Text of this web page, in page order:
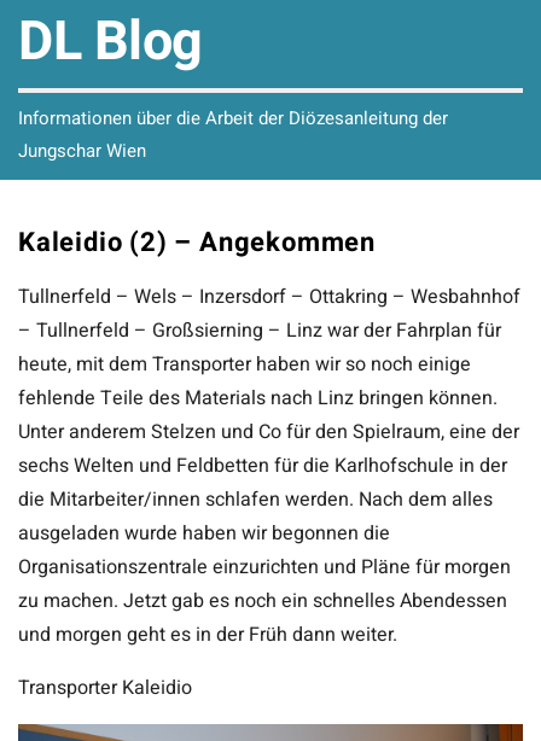
DL Blog
Informationen über die Arbeit der Diözesanleitung der
Jungschar Wien
Kaleidio (2) – Angekommen
Tullnerfeld – Wels – Inzersdorf – Ottakring – Wesbahnhof
– Tullnerfeld – Großsierning – Linz war der Fahrplan für
heute, mit dem Transporter haben wir so noch einige
fehlende Teile des Materials nach Linz bringen können.
Unter anderem Stelzen und Co für den Spielraum, eine der
sechs Welten und Feldbetten für die Karlhofschule in der
die Mitarbeiter/innen schlafen werden. Nach dem alles
ausgeladen wurde haben wir begonnen die
Organisationszentrale einzurichten und Pläne für morgen
zu machen. Jetzt gab es noch ein schnelles Abendessen
und morgen geht es in der Früh dann weiter.
Transporter Kaleidio